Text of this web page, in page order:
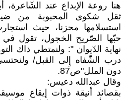
هنا روعة الإبداع عند
ثقل شكوى المحبوبة من
استسلامها محزنا، حيث
حبّها الصّريح الخجول، تقول
نهاية الدّيوان ": ولنمتطي ذاك
درب الشّفاه إِلى القبل/
دون الملل"ص87.
وقال عبدالله دعيس:
بقصائد أنيقة ذوات إيقاع